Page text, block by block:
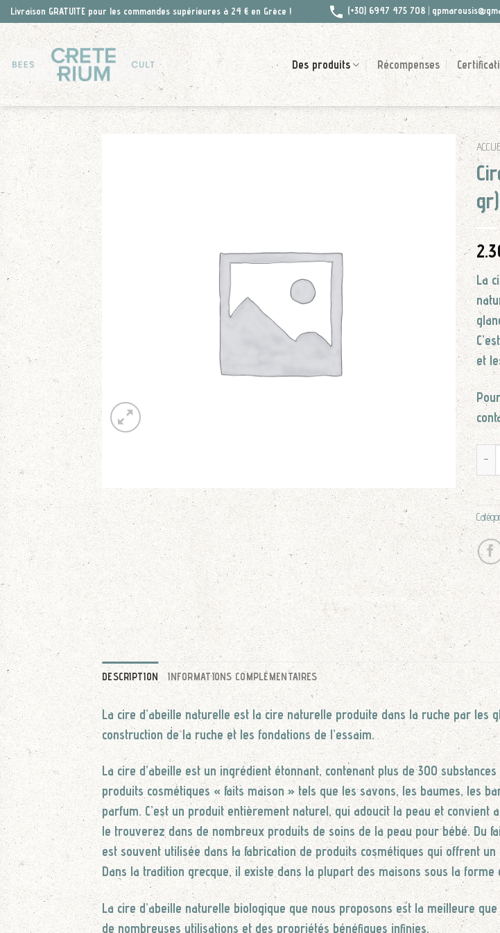
Skip
to
content
Livraison GRATUITE pour les commandes supérieures à 24 € en Grèce ! (+30) 6947 475 708
Des produits Récompenses
gr)
La
et
DESCRIPTION INFORMATIONS COMPLÉMENTAIRES
La cire d’abeille naturelle est la cire naturelle produite dans la ruche par les
construction de la ruche et les fondations de l’essaim.
La cire d’abeille est un ingrédient étonnant, contenant plus de 300
produits cosmétiques « faits maison » tels que les savons, les baumes, les
parfum. C’est un produit entièrement naturel, qui adoucit la peau et
le trouverez dans de nombreux produits de soins de la peau pour bébé. Du
est souvent utilisée dans la fabrication de produits cosmétiques qui offrent
Dans la tradition grecque, il existe dans la plupart des maisons sous la forme
La cire d’abeille naturelle biologique que nous proposons est la meilleure
de nombreuses utilisations et des propriétés bénéfiques infinies.